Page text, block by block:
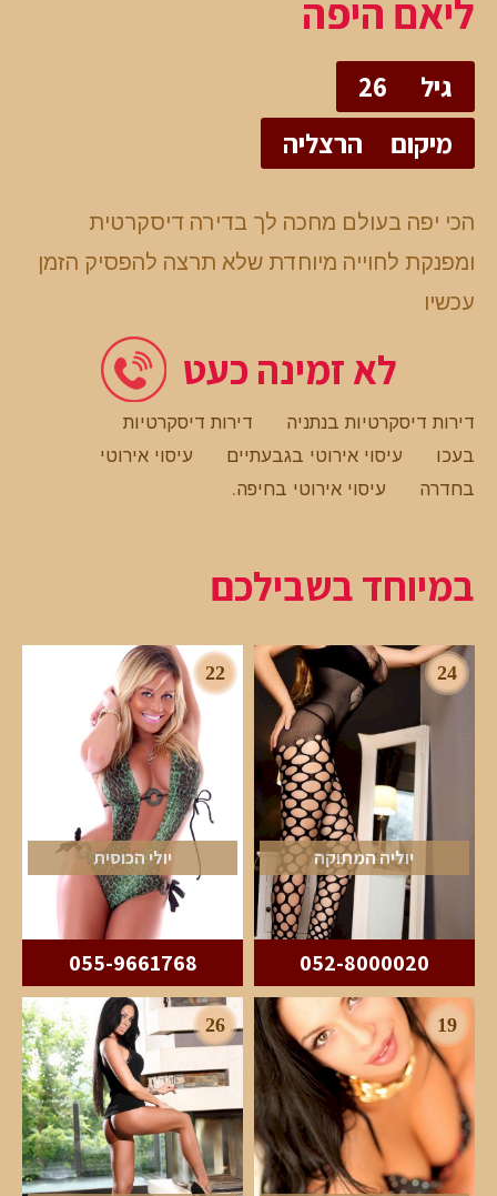
ליאם היפה
גיל
26
מיקום
הרצליה
הכי יפה בעולם מחכה לך בדירה דיסקרטית
ומפנקת לחוייה מיוחדת שלא תרצה להפסיק הזמן
עכשיו
לא זמינה כעט
דירות דיסקרטיות בנתניה
דירות דיסקרטיות
בעכו
עיסוי אירוטי בגבעתיים
עיסוי אירוטי
בחדרה
עיסוי אירוטי בחיפה.
במיוחד בשבילכם
24
יוליה המתוקה
052-8000020
22
יולי הכוסית
055-9661768
19
26